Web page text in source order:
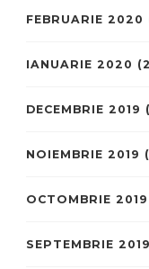
FEBRUARIE 2020
IANUARIE 2020
DECEMBRIE 2019
NOIEMBRIE 2019
OCTOMBRIE 2019
SEPTEMBRIE 2019